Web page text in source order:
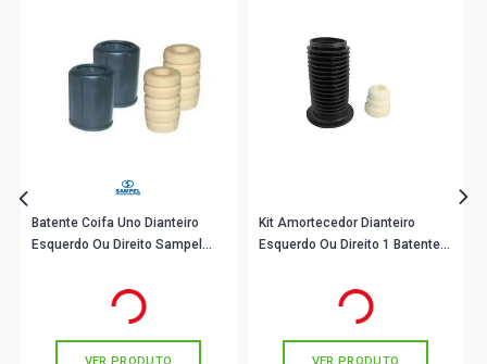
Batente Coifa Uno Dianteiro
Esquerdo Ou Direito Sampel
em até 1x de
VER PRODUTO
Kit Amortecedor Dianteiro
Esquerdo Ou Direito 1 Batente 1
em até 1x de
VER PRODUTO